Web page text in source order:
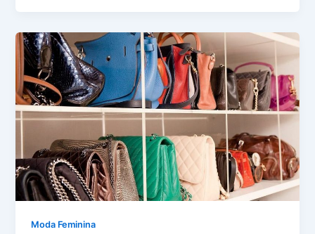
Moda Feminina